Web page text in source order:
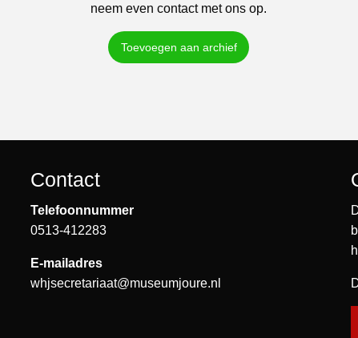
neem even contact met ons op.
Toevoegen aan archief
Contact
Telefoonnummer
0513-412283
E-mailadres
whjsecretariaat@museumjoure.nl